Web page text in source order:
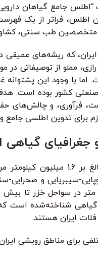
جامع گیاهان
فراتر از یک
متخصصین طب سنتی،
که ریشه‌های عمیقی
رازی، مملو از توصیفاتی
اما با وجود این پشتوانه
کشور بوده است. هدف
فرآوری، و چالش‌های
برای تدوین اطلسی جامع
گیاهی
ایران، با مساحتی
سیبریایی و
ایران هستند.
برای مناطق رویشی